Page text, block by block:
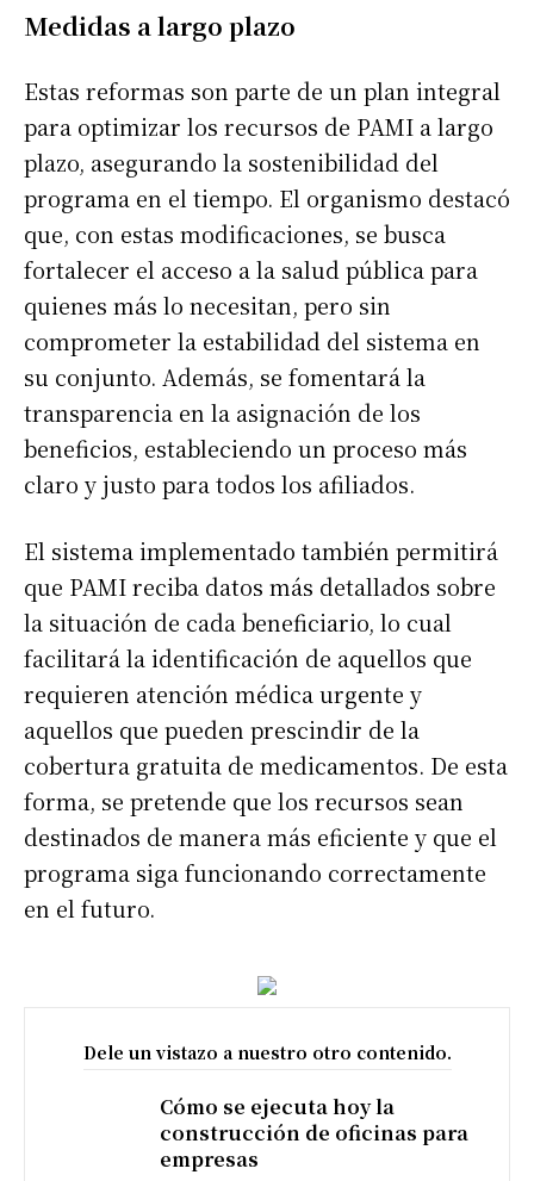
Medidas a largo plazo
Estas reformas son parte de un plan integral
para optimizar los recursos de PAMI a largo
plazo, asegurando la sostenibilidad del
programa en el tiempo. El organismo destacó
que, con estas modificaciones, se busca
fortalecer el acceso a la salud pública para
quienes más lo necesitan, pero sin
comprometer la estabilidad del sistema en
su conjunto. Además, se fomentará la
transparencia en la asignación de los
beneficios, estableciendo un proceso más
claro y justo para todos los afiliados.
El sistema implementado también permitirá
que PAMI reciba datos más detallados sobre
la situación de cada beneficiario, lo cual
facilitará la identificación de aquellos que
requieren atención médica urgente y
aquellos que pueden prescindir de la
cobertura gratuita de medicamentos. De esta
forma, se pretende que los recursos sean
destinados de manera más eficiente y que el
programa siga funcionando correctamente
en el futuro.
Dele un vistazo a nuestro otro contenido.
Cómo se ejecuta hoy la
construcción de oficinas para
empresas